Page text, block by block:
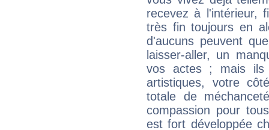
recevez à l'intérieur,
très fin toujours en
d'aucuns peuvent
laisser-aller, un
vos actes ; mais ils
artistiques, votre
totale de
compassion pour
est fort développée